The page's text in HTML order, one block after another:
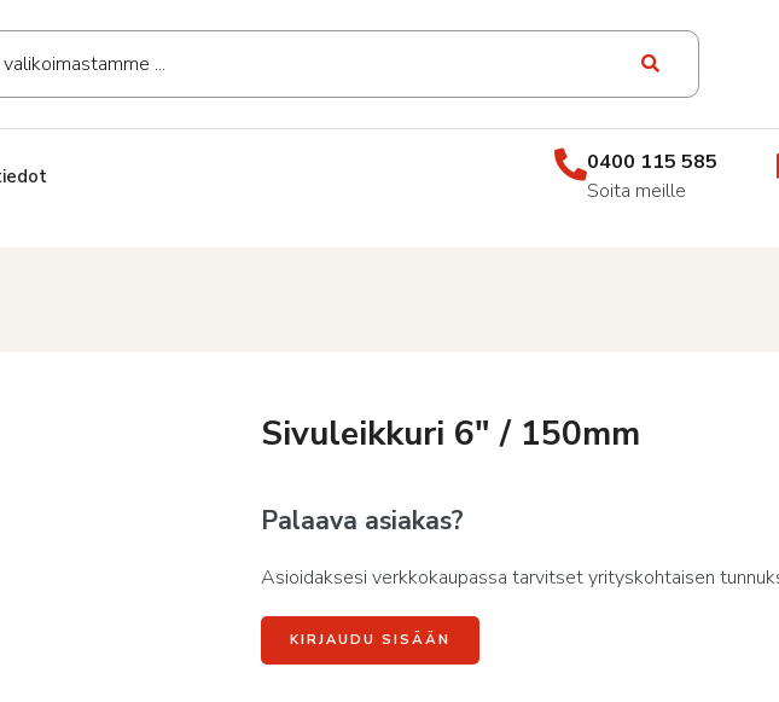
0400 115 585
Soita meille
Sivuleikkuri 6″ / 150mm
Palaava asiakas?
Asioidaksesi verkkokaupassa tarvitset yrityskohtaisen
KIRJAUDU SISÄÄN